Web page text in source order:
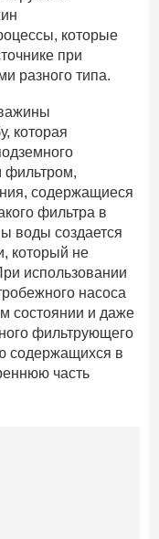
которые
при
разного типа.
которая
фильтром,
содержащиеся
фильтра в
воды создается
который не
использовании
насоса
состоянии и даже
фильтрующего
содержащихся в
часть